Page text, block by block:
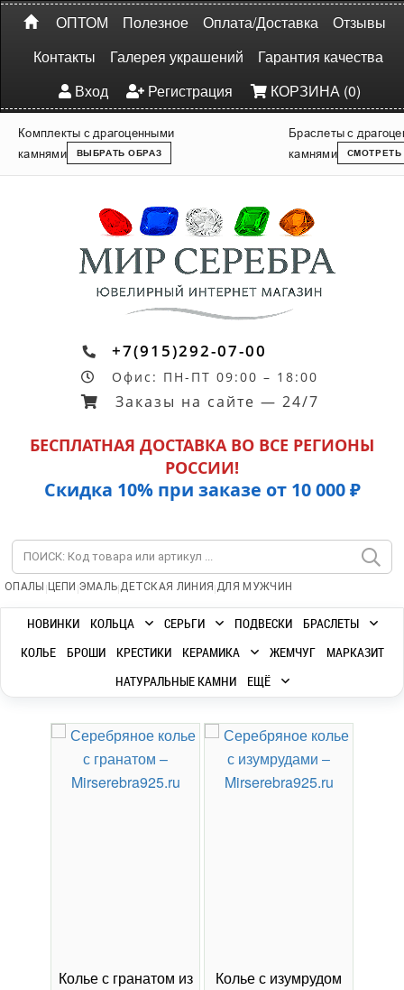
ОПТОМ Полезное Оплата/Доставка
Отзывы
Контакты
Галерея украшений
Гарантия качества
Вход
Регистрация КОРЗИНА (0)
Комплекты с драгоценными
камнями
ВЫБРАТЬ ОБРАЗ
Браслеты с
камнями
СМОТРЕТЬ
+7(915)292-07-00
Офис: ПН-ПТ 09:00 – 18:00
Заказы на сайте — 24/7
БЕСПЛАТНАЯ ДОСТАВКА ВО ВСЕ РЕГИОНЫ
РОССИИ!
Скидка 10% при заказе от 10 000 ₽
ОПАЛЫ | ЦЕПИ |ЭМАЛЬ|ДЕТСКАЯ ЛИНИЯ |ДЛЯ МУЖЧИН
НОВИНКИ КОЛЬЦА СЕРЬГИ ПОДВЕСКИ
БРАСЛЕТЫ
КОЛЬЕ
БРОШИ КРЕСТИКИ КЕРАМИКА ЖЕМЧУГ
МАРКАЗИТ
НАТУРАЛЬНЫЕ КАМНИ
ЕЩЁ
Колье с гранатом из
Колье с изумрудом